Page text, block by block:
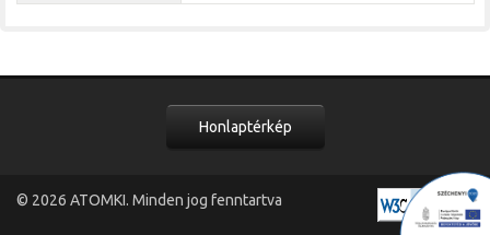
Honlaptérkép
© 2026 ATOMKI. Minden jog fenntartva